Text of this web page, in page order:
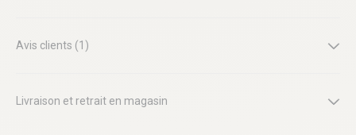
Avis clients (1)
Livraison et retrait en magasin